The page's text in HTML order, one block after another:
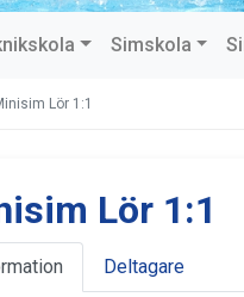
Simskola
Lör 1:1
Lör 1:1
Deltagare